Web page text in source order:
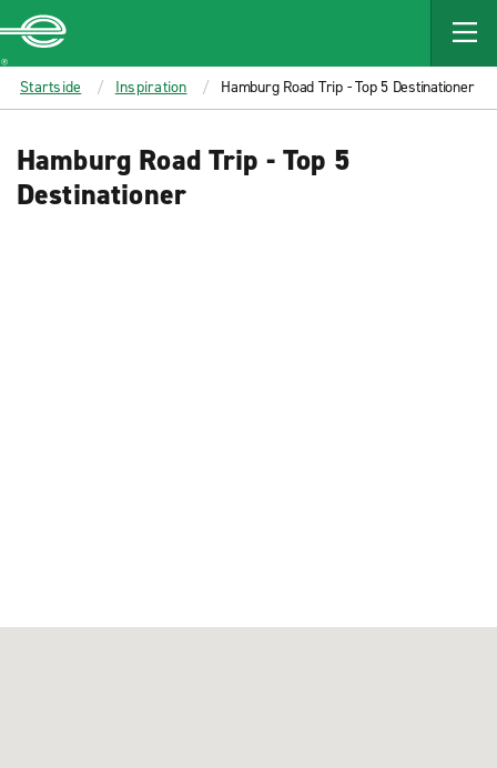
MAIN
CONTENT
Enterprise
Startside Inspiration Hamburg Road Trip - Top 5 Destinationer
Hamburg Road Trip - Top 5
Destinationer